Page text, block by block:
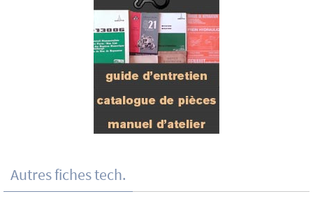
Autres fiches tech.